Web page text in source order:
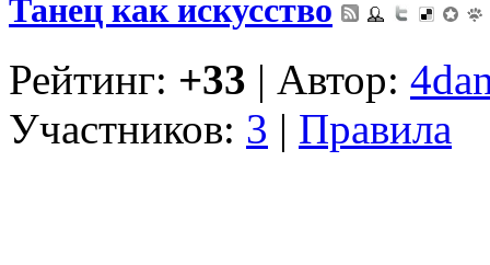
Танец как искусство
Рейтинг: +33 | Автор:
Участников: 3 | Правила